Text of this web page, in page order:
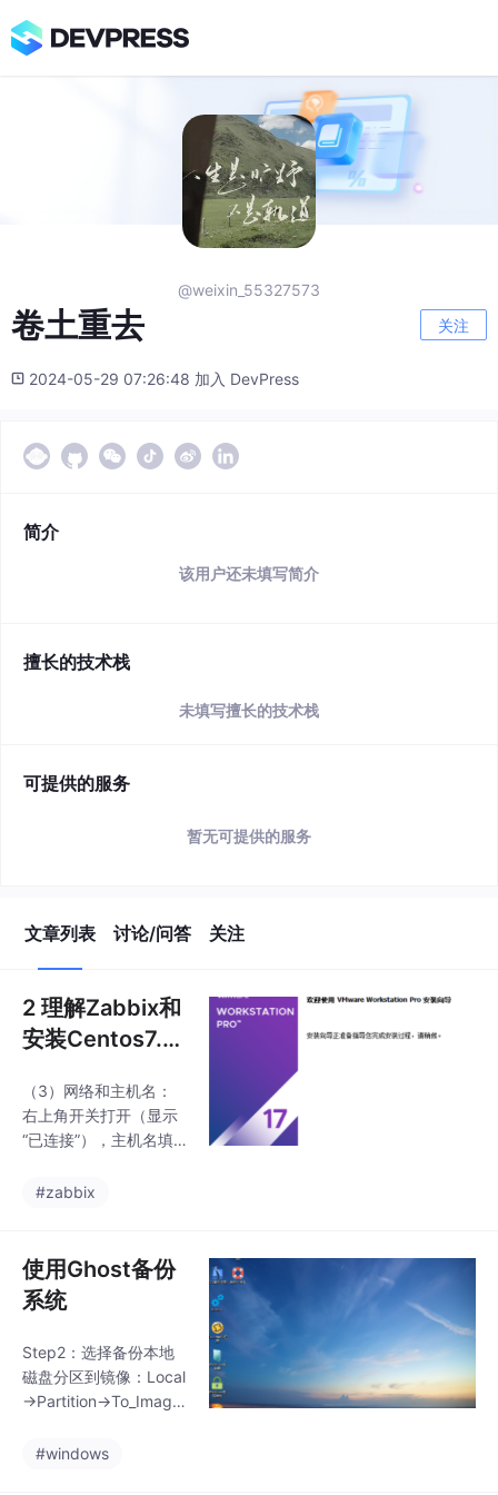
@weixin_55327573
卷土重去 关注
2024-05-29 07:26:48 加入 DevPress
简介
该用户还未填写简介
擅长的技术栈
未填写擅长的技术栈
可提供的服务
暂无可提供的服务
文章列表 讨论/问答 关注
2 理解Zabbix和
安装Centos7.9
（3）网络和主机名：
右上角开关打开（显示
“已连接”），主机名填 z
成」操作系统选 「Linu
步」磁盘大小：20GB，
下面选 「将虚拟磁盘存
储为单个文件」 → 「下
直接点进去，再点「完
成」（自动分区，不用
改）加载完成后，语言
→ 点「继续」（1）日
#zabbix
使用Ghost备份
系统
Step2：选择备份本地
磁盘分区到镜像：Local
→Partition→To_Imag
份的磁盘分区所在硬
#windows